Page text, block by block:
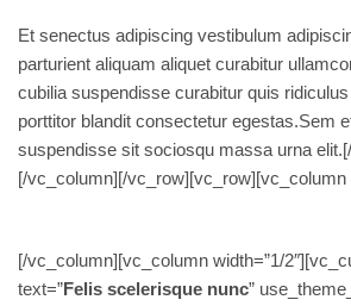
Et senectus adipiscing vestibulum
parturient aliquam aliquet curabitur
cubilia suspendisse curabitur quis
porttitor blandit consectetur egestas.Sem
suspendisse sit sociosqu massa urna
[/vc_column][/vc_row][vc_row][vc_column
[/vc_column][vc_column width=”1/
text=”Felis scelerisque nunc”